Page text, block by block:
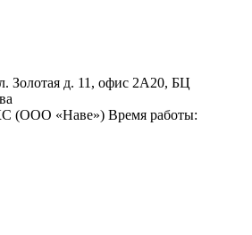
Золотая д. 11, офис 2А20, БЦ
(ООО «Наве») Время работы: